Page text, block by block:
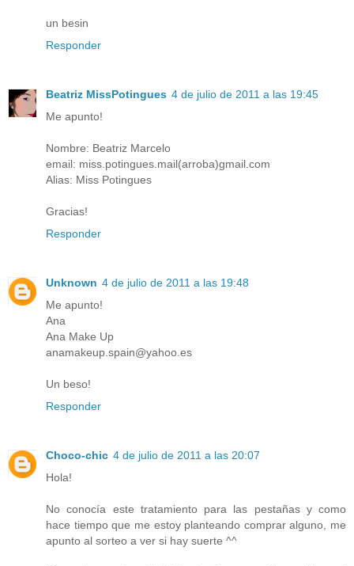
un besin
Responder
Beatriz MissPotingues 4 de julio de 2011 a las 19:45
Me apunto!
Nombre: Beatriz Marcelo
email: miss.potingues.mail(arroba)gmail.com
Alias: Miss Potingues
Gracias!
Responder
Unknown 4 de julio de 2011 a las 19:48
Me apunto!
Ana
Ana Make Up
anamakeup.spain@yahoo.es
Un beso!
Responder
Choco-chic 4 de julio de 2011 a las 20:07
Hola!
No conocía este tratamiento para las pestañas y como
hace tiempo que me estoy planteando comprar alguno, me
apunto al sorteo a ver si hay suerte ^^